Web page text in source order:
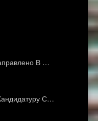
В …
С…